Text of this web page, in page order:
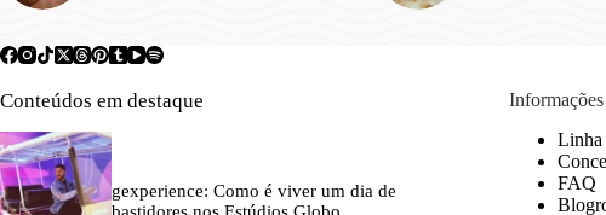
Conteúdos em destaque
gexperience: Como é viver um dia de
Informações
Linha
FAQ